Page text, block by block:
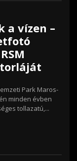
a vízen –
Park Maros-
minden évben
tollazatú,...